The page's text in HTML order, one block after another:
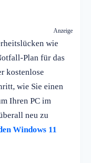
Anzeige
wie
Plan für das
kostenlose
wie Sie einen
Ihren PC im
neu zu
Windows 11